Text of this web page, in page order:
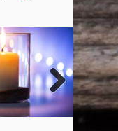
Weiter